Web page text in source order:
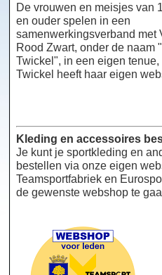
De vrouwen en meisjes van
en ouder spelen in een
samenwerkingsverband met
Rood Zwart, onder de naam
Twickel", in een eigen
Twickel heeft haar eigen
Kleding en accessoires
Je kunt je sportkleding en
bestellen via onze eigen
Teamsportfabriek en
de gewenste webshop te